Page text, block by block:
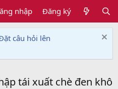
nhập Đăng ký
câu hỏi lên
tái xuất chè đen khô